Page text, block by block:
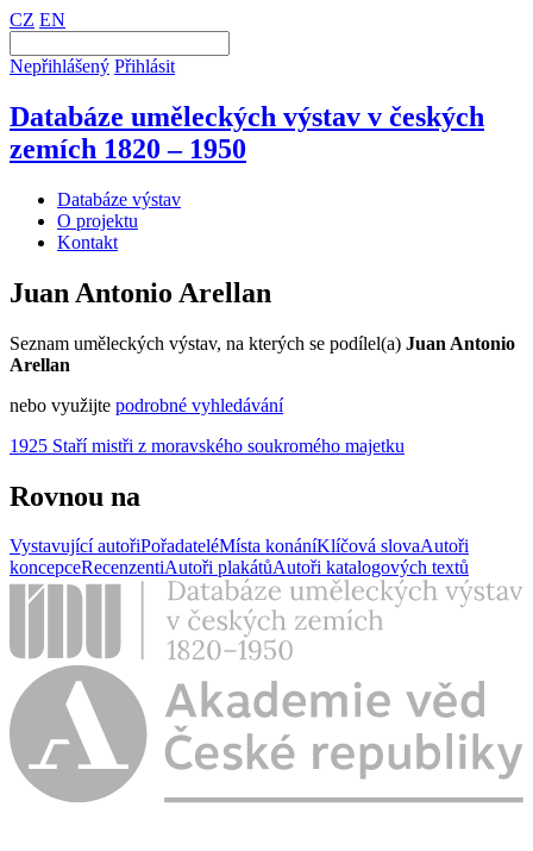
CZ EN
Nepřihlášený Přihlásit
Databáze uměleckých výstav v českých
zemích 1820 – 1950
Databáze výstav
O projektu
Kontakt
Juan Antonio Arellan
Seznam uměleckých výstav, na kterých se podílel(a) Juan Antonio
Arellan
nebo využijte podrobné vyhledávání
1925 Staří mistři z moravského soukromého majetku
Rovnou na
Vystavující autořiPořadateléMísta konáníKlíčová slovaAutoři
koncepceRecenzentiAutoři plakátůAutoři katalogových textů